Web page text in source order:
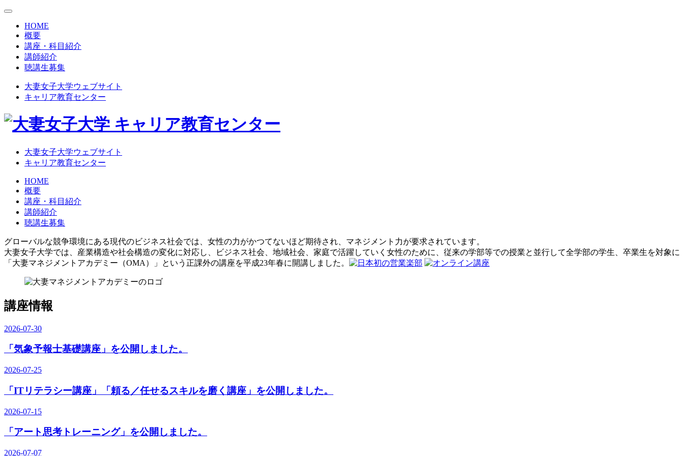
HOME
概要
講座・科目紹介
講師紹介
聴講生募集
大妻女子大学ウェブサイト
キャリア教育センター
大妻女子大学ウェブサイト
キャリア教育センター
HOME
概要
講座・科目紹介
講師紹介
聴講生募集
グローバルな競争環境にある現代のビジネス社会では、女性の力がかつてないほど期待され、マネジメント力が要求されています。
大妻女子大学では、産業構造や社会構造の変化に対応し、ビジネス社会、地域社会、家庭で活躍していく女性のために、従来の学部等での授業と並行して全学部の学生、卒業生を対象に
「大妻マネジメントアカデミー（OMA）」という正課外の講座を平成23年春に開講しました。
講座情報
2026-07-30
「気象予報士基礎講座」を公開しました。
2026-07-25
「ITリテラシー講座」「頼る／任せるスキルを磨く講座」を公開しました。
2026-07-15
「アート思考トレーニング」を公開しました。
2026-07-07